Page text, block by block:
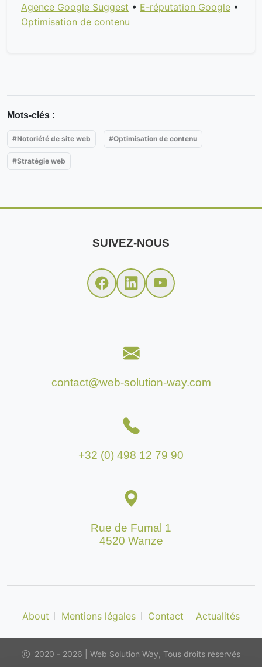
Agence Google Suggest • E-réputation Google •
Optimisation de contenu
Mots-clés :
#Notoriété de site web #Optimisation de contenu
#Stratégie web
SUIVEZ-NOUS
contact@web-solution-way.com
+32 (0) 498 12 79 90
Rue de Fumal 1
4520 Wanze
About Mentions légales Contact Actualités
2020 - 2026 | Web Solution Way, Tous droits réservés